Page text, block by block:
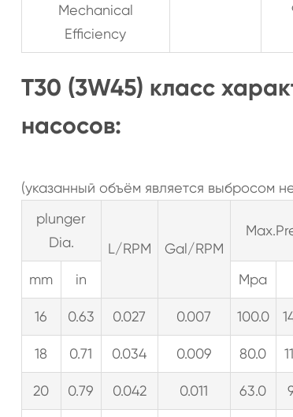
Mechanical
Efficiency
T30 (3W45) класс
насосов:
(указанный объём является выбросом
plunger
Dia.
L/RPM Gal/RPM
mm in Mpa
16 0.63 0.027 0.007 100.0
18 0.71 0.034 0.009 80.0
20 0.79 0.042 0.011 63.0